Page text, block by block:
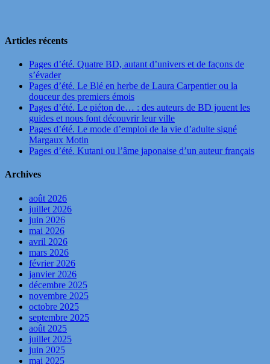
Articles récents
Pages d’été. Quatre BD, autant d’univers et de façons de
s’évader
Pages d’été. Le Blé en herbe de Laura Carpentier ou la
douceur des premiers émois
Pages d’été. Le piéton de… : des auteurs de BD jouent les
guides et nous font découvrir leur ville
Pages d’été. Le mode d’emploi de la vie d’adulte signé
Margaux Motin
Pages d’été. Kutani ou l’âme japonaise d’un auteur français
Archives
août 2026
juillet 2026
juin 2026
mai 2026
avril 2026
mars 2026
février 2026
janvier 2026
décembre 2025
novembre 2025
octobre 2025
septembre 2025
août 2025
juillet 2025
juin 2025
mai 2025